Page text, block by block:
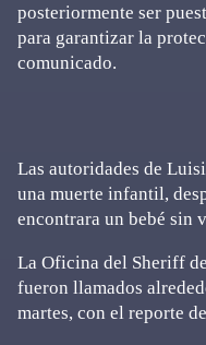
posteriormente ser
para garantizar la
comunicado.
Las autoridades de
una muerte infantil,
encontrara un bebé sin
La Oficina del Sheriff
fueron llamados
martes, con el reporte